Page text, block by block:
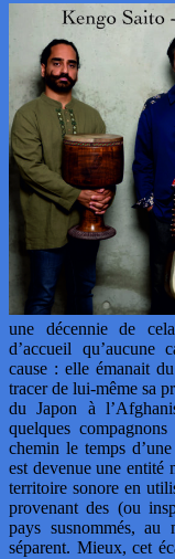
une décennie de
d’accueil qu’aucune
cause : elle émanait
tracer de lui-même sa
du Japon à
quelques
chemin le temps
est devenue une entité
territoire sonore en
provenant des (ou
pays susnommés, au
séparent. Mieux, cet